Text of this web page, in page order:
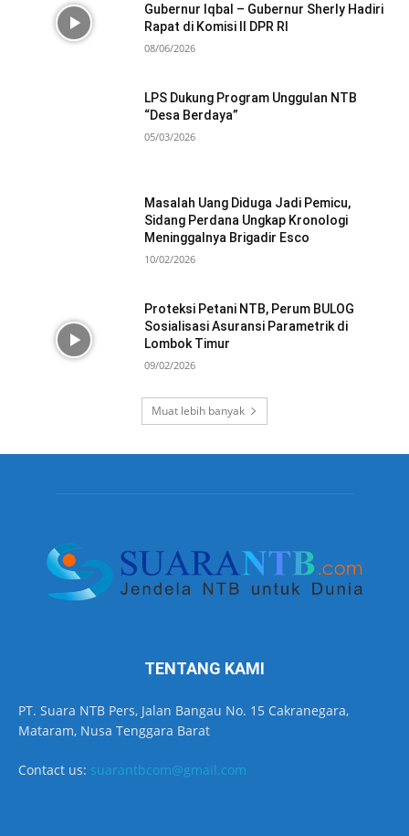
Gubernur Iqbal – Gubernur Sherly Hadiri
Rapat di Komisi II DPR RI
08/06/2026
LPS Dukung Program Unggulan NTB
“Desa Berdaya”
05/03/2026
Masalah Uang Diduga Jadi Pemicu,
Sidang Perdana Ungkap Kronologi
Meninggalnya Brigadir Esco
10/02/2026
Proteksi Petani NTB, Perum BULOG
Sosialisasi Asuransi Parametrik di
Lombok Timur
09/02/2026
Muat lebih banyak
TENTANG KAMI
PT. Suara NTB Pers, Jalan Bangau No. 15 Cakranegara,
Mataram, Nusa Tenggara Barat
Contact us: suarantbcom@gmail.com